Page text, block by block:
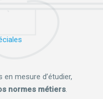
mesure d’étudier,
normes métiers.